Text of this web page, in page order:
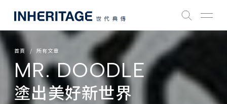
首頁 所有文章
MR. DOODLE
塗出美好新世界